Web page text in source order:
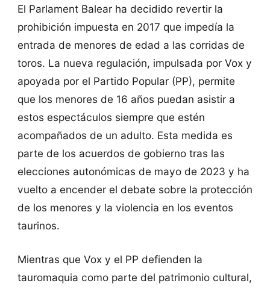
El Parlament Balear ha decidido revertir la
prohibición impuesta en 2017 que impedía la
entrada de menores de edad a las corridas de
toros. La nueva regulación, impulsada por Vox y
apoyada por el Partido Popular (PP), permite
que los menores de 16 años puedan asistir a
estos espectáculos siempre que estén
acompañados de un adulto. Esta medida es
parte de los acuerdos de gobierno tras las
elecciones autonómicas de mayo de 2023 y ha
vuelto a encender el debate sobre la protección
de los menores y la violencia en los eventos
taurinos.
Mientras que Vox y el PP defienden la
tauromaquia como parte del patrimonio cultural,